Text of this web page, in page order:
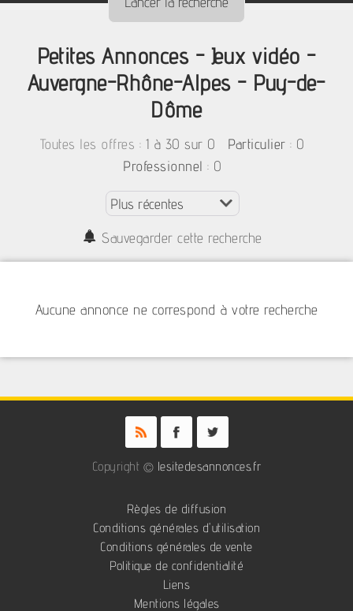
Petites Annonces - Jeux vidéo -
Auvergne-Rhône-Alpes - Puy-de-
Dôme
Toutes les offres : 1 à 30 sur 0 Particulier : 0
Professionnel : 0
Sauvegarder cette recherche
Aucune annonce ne correspond à votre recherche
Copyright © lesitedesannonces.fr
Règles de diffusion
Conditions générales d'utilisation
Conditions générales de vente
Politique de confidentialité
Liens
Mentions légales